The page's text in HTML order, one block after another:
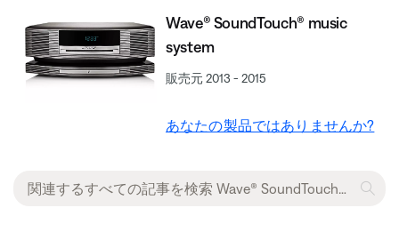
Wave® SoundTouch® music
system
販売元 2013 - 2015
あなたの製品ではありませんか?